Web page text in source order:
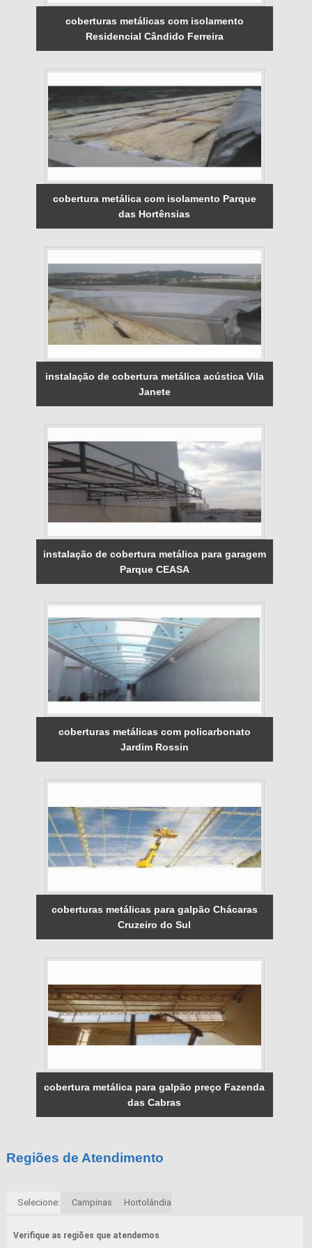
coberturas metálicas com isolamento
Residencial Cândido Ferreira
cobertura metálica com isolamento Parque
das Hortênsias
instalação de cobertura metálica acústica Vila
Janete
instalação de cobertura metálica para garagem
Parque CEASA
coberturas metálicas com policarbonato
Jardim Rossin
coberturas metálicas para galpão Chácaras
Cruzeiro do Sul
cobertura metálica para galpão preço Fazenda
das Cabras
Regiões de Atendimento
Selecione: Campinas Hortolândia
Verifique as regiões que atendemos